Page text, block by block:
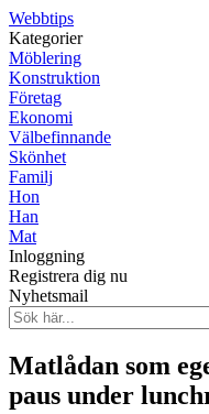
Webbtips
Kategorier
Möblering
Konstruktion
Företag
Ekonomi
Välbefinnande
Skönhet
Familj
Hon
Han
Mat
Inloggning
Registrera dig nu
Nyhetsmail
Matlådan som
paus under